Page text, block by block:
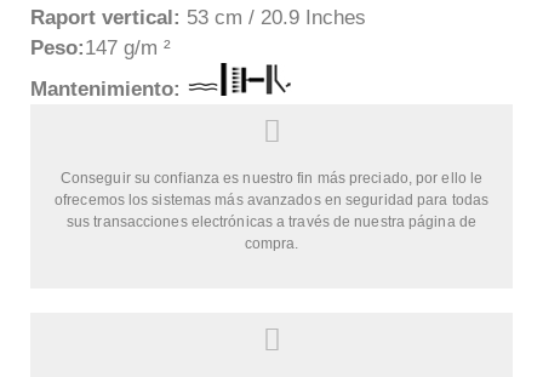
Raport vertical: 53 cm / 20.9 Inches
Peso:147 g/m ²
Mantenimiento:
Conseguir su confianza es nuestro fin más preciado, por ello le
ofrecemos los sistemas más avanzados en seguridad para todas
sus transacciones electrónicas a través de nuestra página de
compra.